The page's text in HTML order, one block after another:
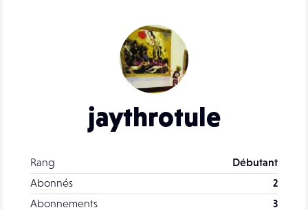
jaythrotule
Rang
Débutant
Abonnés
2
Abonnements
3